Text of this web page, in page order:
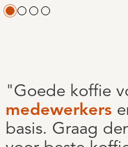
"Goede koffie
medewerkers
basis. Graag